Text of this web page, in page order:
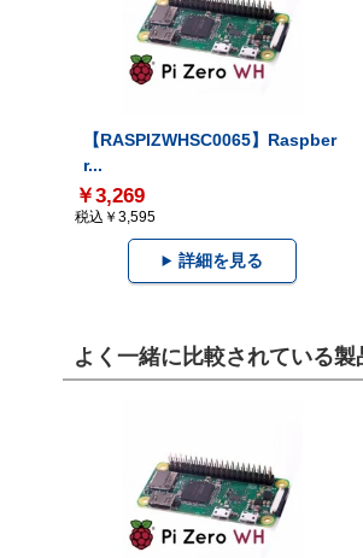
【RASPIZWHSC0065】Raspber
r...
￥3,269
税込￥3,595
詳細を見る
よく一緒に比較されている製